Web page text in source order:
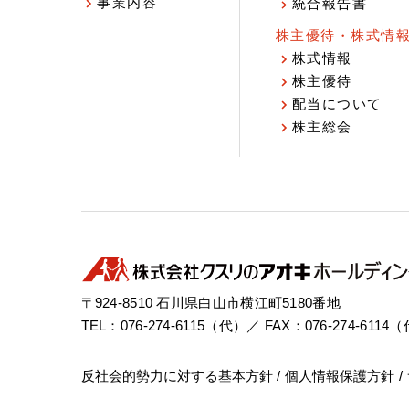
統合報告書
株主優待・株式情
株式情報
株主優待
配当について
株主総会
〒924-8510 石川県白山市横江町5180番地
TEL：076-274-6115（代）／ FAX：076-274-6114（
反社会的勢力に対する基本方針 個人情報保護方針